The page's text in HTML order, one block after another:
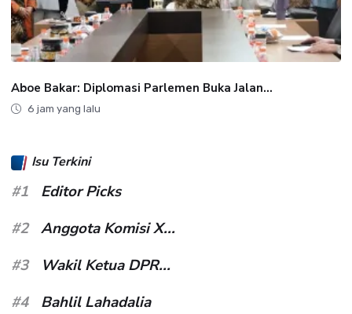
Aboe Bakar: Diplomasi Parlemen Buka Jalan...
6 jam yang lalu
Isu Terkini
#1
Editor Picks
#2
Anggota Komisi X...
#3
Wakil Ketua DPR...
#4
Bahlil Lahadalia